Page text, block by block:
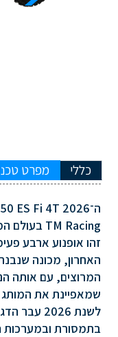
כללי מפרט
TM Racing בעולם המוטוקרוס.
זהו אופנוע ארבע
האחרון, מכונה
המרוצים, עם אותה
שמאפיינת את המותג
לשנת
בתמסורת ובמערכות